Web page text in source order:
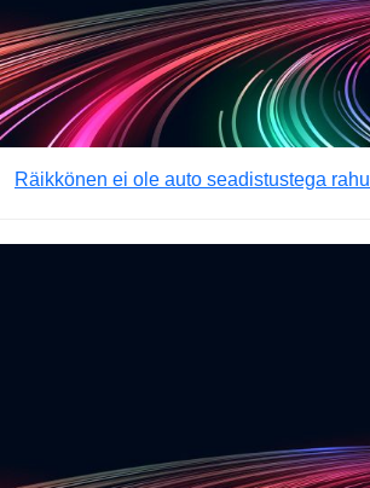
Räikkönen ei ole auto seadistustega rahul